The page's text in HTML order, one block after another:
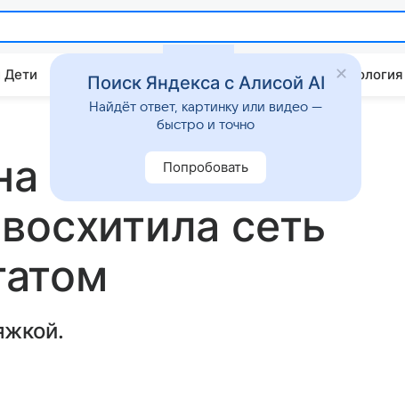
Дети Дом Гороскопы Стиль жизни Психология
голове»:
сеть
Поиск Яндекса с Алисой AI
Найдёт ответ, картинку или видео —
быстро и точно
Попробовать